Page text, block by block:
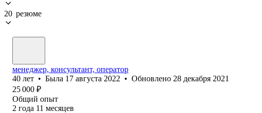
20 резюме
менеджер, консультант, оператор
40 лет • Была 17 августа 2022 • Обновлено 28 декабря 2021
25 000 ₽
Общий опыт
2 года 11 месяцев